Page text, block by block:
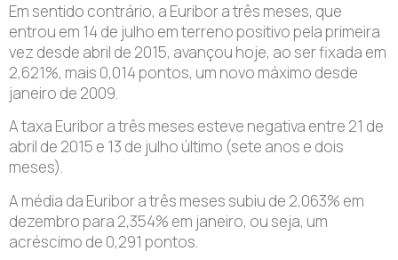
Em sentido contrário, a Euribor a três meses, que
entrou em 14 de julho em terreno positivo pela primeira
vez desde abril de 2015, avançou hoje, ao ser fixada em
2,621%, mais 0,014 pontos, um novo máximo desde
janeiro de 2009.
A taxa Euribor a três meses esteve negativa entre 21 de
abril de 2015 e 13 de julho último (sete anos e dois
meses).
A média da Euribor a três meses subiu de 2,063% em
dezembro para 2,354% em janeiro, ou seja, um
acréscimo de 0,291 pontos.